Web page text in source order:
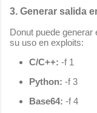
3. Generar salida
Donut puede
su uso en exploits:
C/C++: -f 1
Python: -f 3
Base64: -f 4